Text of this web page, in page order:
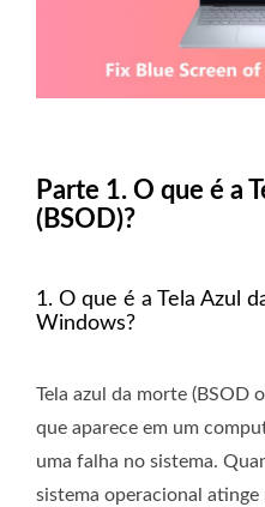
Parte 1. O que é a
(BSOD)?
1. O que é a Tela Azul
Windows?
Tela azul da morte (BSOD
que aparece em um
uma falha no sistema.
sistema operacional